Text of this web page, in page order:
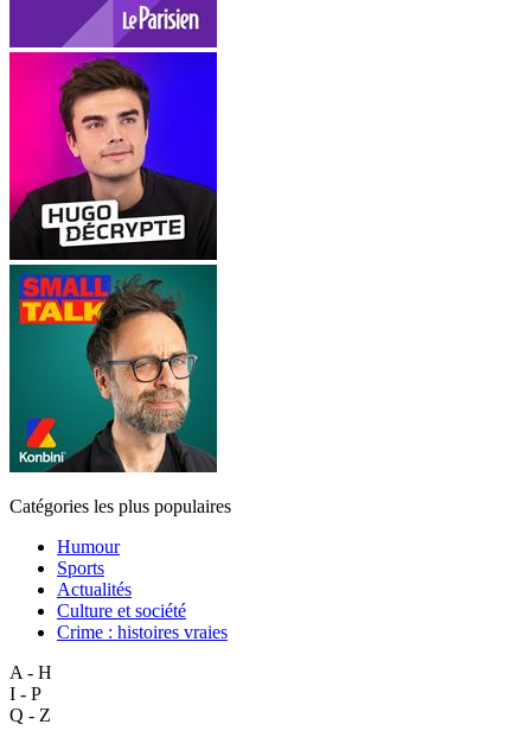
Catégories les plus populaires
Humour
Sports
Actualités
Culture et société
Crime : histoires vraies
A - H
I - P
Q - Z